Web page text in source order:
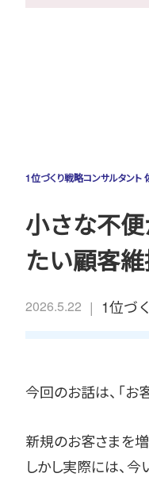
1位づくり戦略コンサルタント
小さな不
たい顧客
2026.5.22 | 1位づ
今回のお話は、「お
新規のお客さまを
しかし実際には、